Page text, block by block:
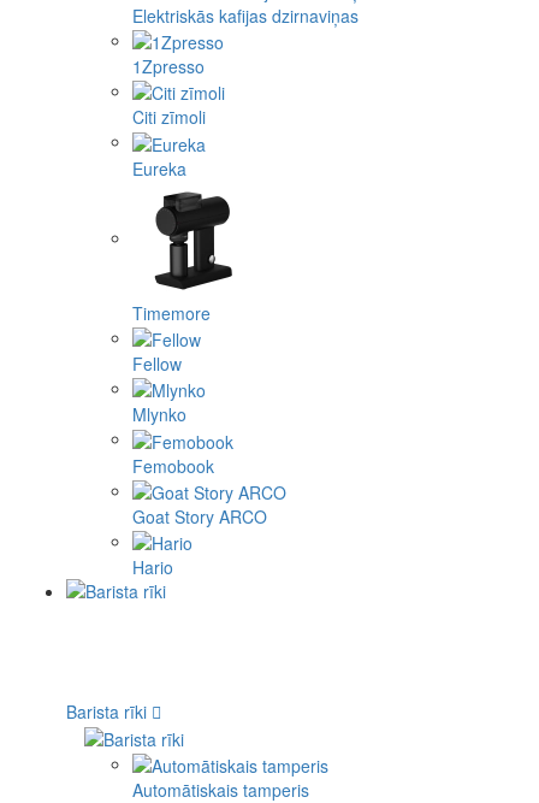
Elektriskās kafijas dzirnaviņas
1Zpresso
Citi zīmoli
Eureka
Timemore
Fellow
Mlynko
Femobook
Goat Story ARCO
Hario
Barista rīki
Automātiskais tamperis